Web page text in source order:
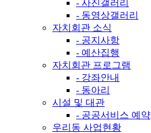
- 사진갤러리
- 동영상갤러리
자치회관 소식
- 공지사항
- 예산집행
자치회관 프로그램
- 강좌안내
- 동아리
시설 및 대관
- 공공서비스 예약
우리동 사업현황